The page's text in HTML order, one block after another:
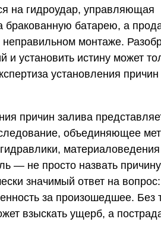
на гидроудар, управляющая
бракованную батарею, а
неправильном монтаже.
и установить истину может
установления причин
причин залива
объединяющее
— не просто назвать причину
значимый ответ на вопрос:
за произошедшее. Без
взыскать ущерб, а